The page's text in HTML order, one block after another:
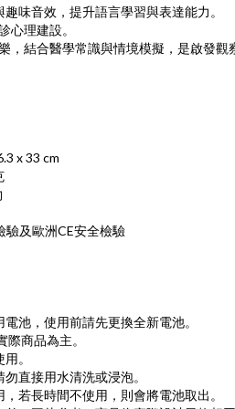
味音效，提升語言學習與表達能力。
心理建設。
，結合醫學常識與情境模擬，是啟發觀
x 33 cm
及歐洲CE安全檢驗
池，使用前請先更換全新電池。
商品為主。
。
直接用水清洗或浸泡。
若長時間不使用，則會將電池取出。